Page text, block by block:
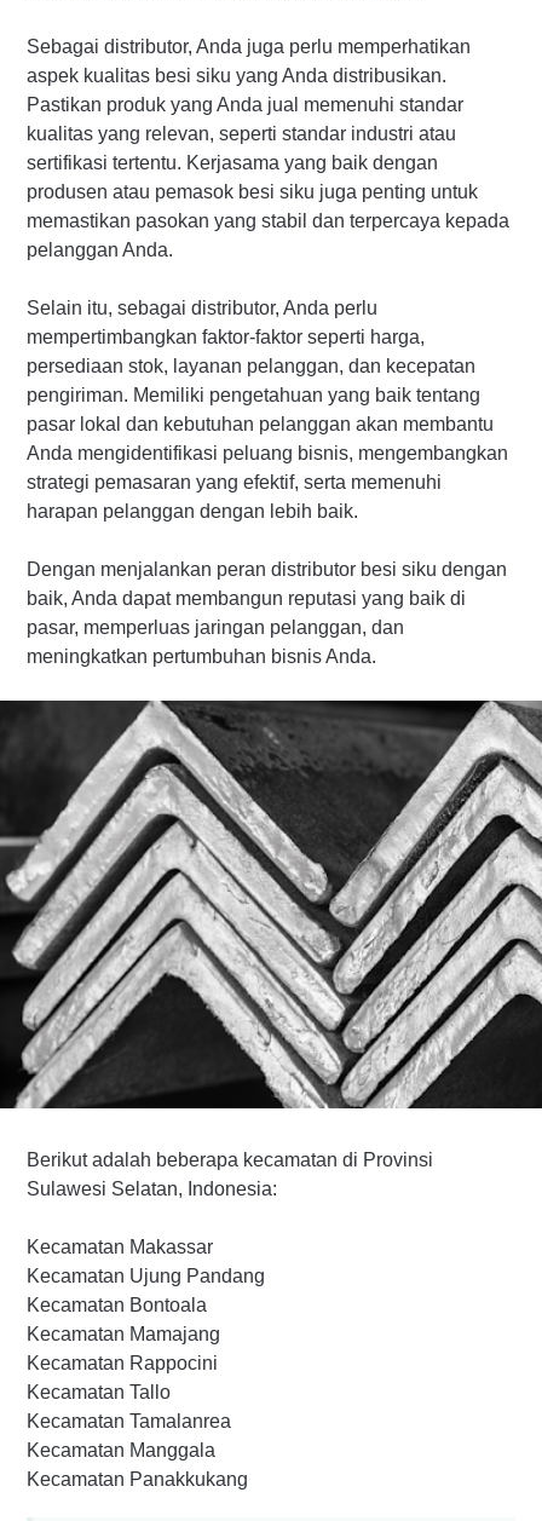
Sebagai distributor, Anda juga perlu memperhatikan
aspek kualitas besi siku yang Anda distribusikan.
Pastikan produk yang Anda jual memenuhi standar
kualitas yang relevan, seperti standar industri atau
sertifikasi tertentu. Kerjasama yang baik dengan
produsen atau pemasok besi siku juga penting untuk
memastikan pasokan yang stabil dan terpercaya kepada
pelanggan Anda.
Selain itu, sebagai distributor, Anda perlu
mempertimbangkan faktor-faktor seperti harga,
persediaan stok, layanan pelanggan, dan kecepatan
pengiriman. Memiliki pengetahuan yang baik tentang
pasar lokal dan kebutuhan pelanggan akan membantu
Anda mengidentifikasi peluang bisnis, mengembangkan
strategi pemasaran yang efektif, serta memenuhi
harapan pelanggan dengan lebih baik.
Dengan menjalankan peran distributor besi siku dengan
baik, Anda dapat membangun reputasi yang baik di
pasar, memperluas jaringan pelanggan, dan
meningkatkan pertumbuhan bisnis Anda.
Berikut adalah beberapa kecamatan di Provinsi
Sulawesi Selatan, Indonesia:
Kecamatan Makassar
Kecamatan Ujung Pandang
Kecamatan Bontoala
Kecamatan Mamajang
Kecamatan Rappocini
Kecamatan Tallo
Kecamatan Tamalanrea
Kecamatan Manggala
Kecamatan Panakkukang